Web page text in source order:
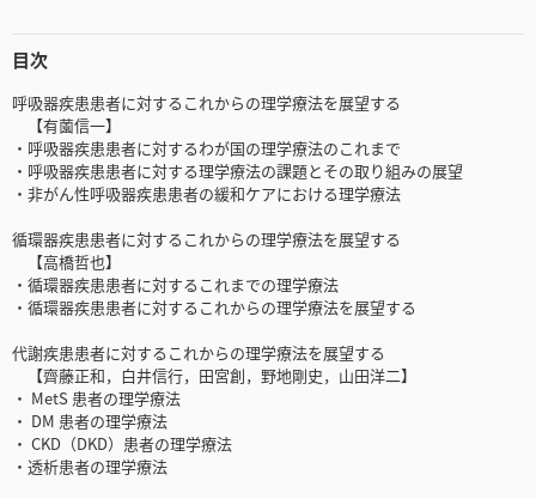
目次
呼吸器疾患患者に対するこれからの理学療法を展望する
【有薗信一】
・呼吸器疾患患者に対するわが国の理学療法のこれまで
・呼吸器疾患患者に対する理学療法の課題とその取り組みの展望
・非がん性呼吸器疾患患者の緩和ケアにおける理学療法
循環器疾患患者に対するこれからの理学療法を展望する
【高橋哲也】
・循環器疾患患者に対するこれまでの理学療法
・循環器疾患患者に対するこれからの理学療法を展望する
代謝疾患患者に対するこれからの理学療法を展望する
【齊藤正和，白井信行，田宮創，野地剛史，山田洋二】
・ MetS 患者の理学療法
・ DM 患者の理学療法
・ CKD（DKD）患者の理学療法
・透析患者の理学療法